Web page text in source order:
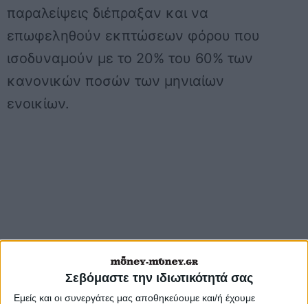
Σεβόμαστε την ιδιωτικότητά σας
Εμείς και οι συνεργάτες μας αποθηκεύουμε και/ή έχουμε
παραλείψεις διέπραξαν και να
επωφεληθούν εκπτώσεων φόρου που
ισοδυναμούν με το 20% του 60% των
κανονικών ποσών των μηνιαίων
ενοικίων.